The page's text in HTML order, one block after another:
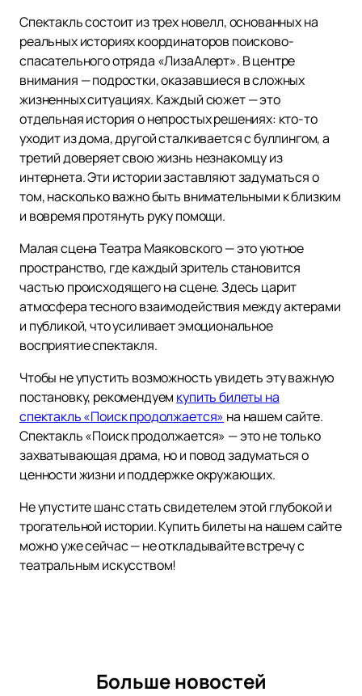
Спектакль состоит из трех новелл, основанных на
реальных историях координаторов поисково-
спасательного отряда «ЛизаАлерт». В центре
внимания — подростки, оказавшиеся в сложных
жизненных ситуациях. Каждый сюжет — это
отдельная история о непростых решениях: кто-то
уходит из дома, другой сталкивается с буллингом, а
третий доверяет свою жизнь незнакомцу из
интернета. Эти истории заставляют задуматься о
том, насколько важно быть внимательными к близким
и вовремя протянуть руку помощи.
Малая сцена Театра Маяковского — это уютное
пространство, где каждый зритель становится
частью происходящего на сцене. Здесь царит
атмосфера тесного взаимодействия между актерами
и публикой, что усиливает эмоциональное
восприятие спектакля.
Чтобы не упустить возможность увидеть эту важную
постановку, рекомендуем купить билеты на
спектакль «Поиск продолжается» на нашем сайте.
Спектакль «Поиск продолжается» — это не только
захватывающая драма, но и повод задуматься о
ценности жизни и поддержке окружающих.
Не упустите шанс стать свидетелем этой глубокой и
трогательной истории. Купить билеты на нашем сайте
можно уже сейчас — не откладывайте встречу с
театральным искусством!
Больше новостей